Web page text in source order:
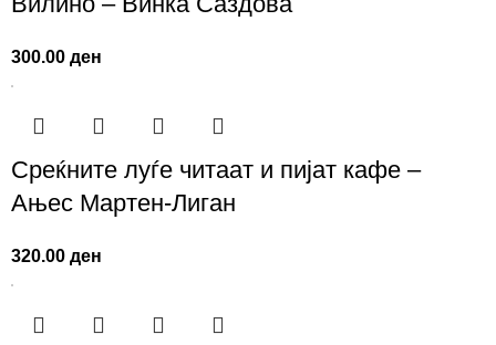
300.00ден
Среќните луѓе читаат и пијат кафе –
Ањес Мартен-Лиган
320.00ден